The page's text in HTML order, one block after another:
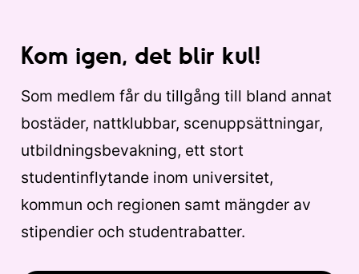
Kom igen, det blir kul!
Som medlem får du tillgång till bland annat
bostäder, nattklubbar, scenuppsättningar,
utbildningsbevakning, ett stort
studentinflytande inom universitet,
kommun och regionen samt mängder av
stipendier och studentrabatter.